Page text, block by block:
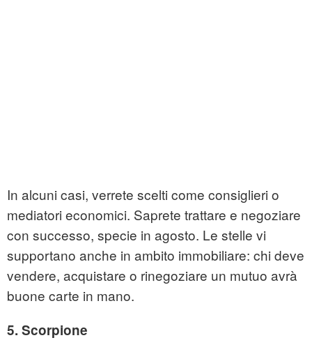
In alcuni casi, verrete scelti come consiglieri o
mediatori economici. Saprete trattare e negoziare
con successo, specie in agosto. Le stelle vi
supportano anche in ambito immobiliare: chi deve
vendere, acquistare o rinegoziare un mutuo avrà
buone carte in mano.
5. Scorpione